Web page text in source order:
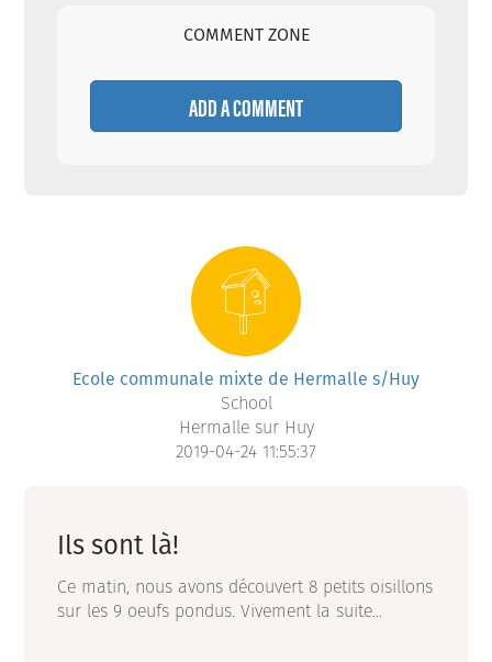
COMMENT ZONE
ADD A COMMENT
Ecole communale mixte de Hermalle s/Huy
School
Hermalle sur Huy
2019-04-24 11:55:37
Ils sont là!
Ce matin, nous avons découvert 8 petits oisillons
sur les 9 oeufs pondus. Vivement la suite...